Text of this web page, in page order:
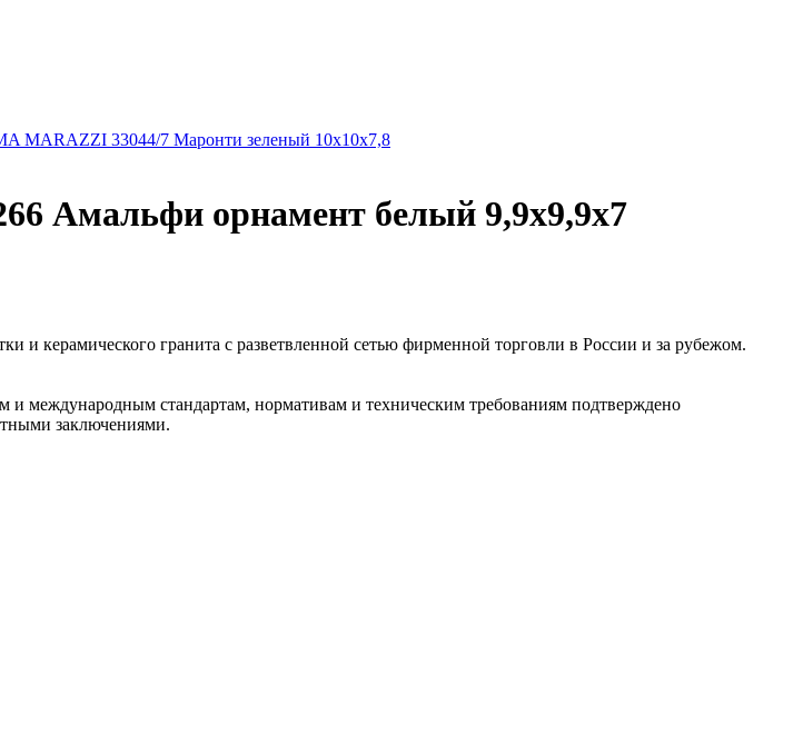
MARAZZI 33044/7 Маронти зеленый 10х10х7,8
Амальфи орнамент белый 9,9х9,9х7
и керамического гранита с разветвленной сетью фирменной торговли в России и за рубежом.
и международным стандартам, нормативам и техническим требованиям подтверждено
заключениями.